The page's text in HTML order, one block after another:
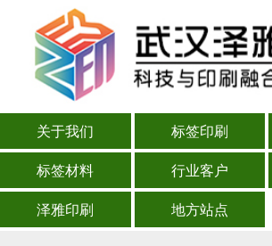
关于我们 标签印刷
标签材料
行业客户
泽雅印刷
地方站点